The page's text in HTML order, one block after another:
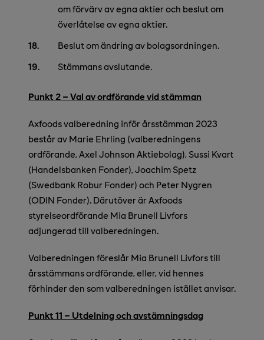
om förvärv av egna aktier och beslut om
överlåtelse av egna aktier.
Beslut om ändring av bolagsordningen.
Stämmans avslutande.
Punkt 2 – Val av ordförande vid stämman
Axfoods valberedning inför årsstämman 2023
består av Marie Ehrling (valberedningens
ordförande, Axel Johnson Aktiebolag), Sussi Kvart
(Handelsbanken Fonder), Joachim Spetz
(Swedbank Robur Fonder) och Peter Nygren
(ODIN Fonder). Därutöver är Axfoods
styrelseordförande Mia Brunell Livfors
adjungerad till valberedningen.
Valberedningen föreslår Mia Brunell Livfors till
årsstämmans ordförande, eller, vid hennes
förhinder den som valberedningen istället anvisar.
Punkt 11 – Utdelning och avstämningsdag